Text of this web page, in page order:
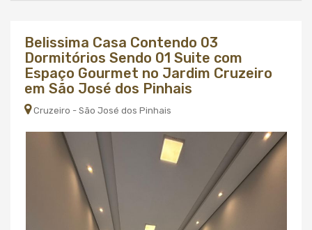
Belissima Casa Contendo 03
Dormitórios Sendo 01 Suite com
Espaço Gourmet no Jardim Cruzeiro
em São José dos Pinhais
Cruzeiro - São José dos Pinhais